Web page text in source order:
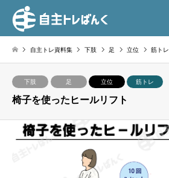
自主トレ資料集 下肢 足 立位 筋トレ
下肢 足 立位 筋トレ
椅子を使ったヒールリフト